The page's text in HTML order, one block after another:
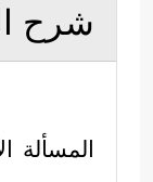
شرح
المسألة